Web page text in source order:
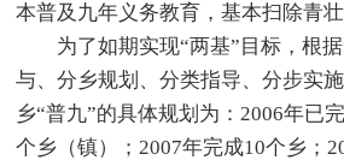
本普及九年义务教育，基本扫除青壮
为了如期实现“两基”目标，根据
与、分乡规划、分类指导、分步实
乡“普九”的具体规划为：2006年已
个乡（镇）；2007年完成10个乡；